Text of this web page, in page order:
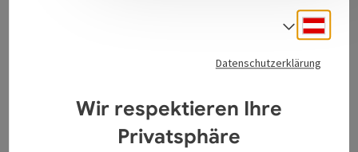
Augenhöhe und schützen mit unserer Ur-Getreide
Initiative die Natur. Für Brot, wie es sein soll. Für dich.
Datenschutzerklärung
Wir respektieren Ihre
Privatsphäre